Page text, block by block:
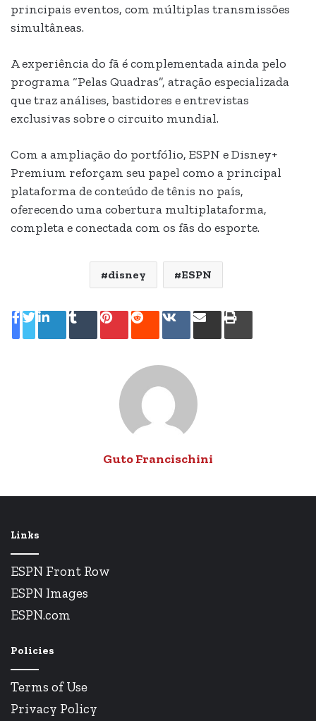
principais eventos, com múltiplas transmissões
simultâneas.
A experiência do fã é complementada ainda pelo
programa “Pelas Quadras”, atração especializada
que traz análises, bastidores e entrevistas
exclusivas sobre o circuito mundial.
Com a ampliação do portfólio, ESPN e Disney+
Premium reforçam seu papel como a principal
plataforma de conteúdo de tênis no país,
oferecendo uma cobertura multiplataforma,
completa e conectada com os fãs do esporte.
disney ESPN
Linkedin
TumblrPinterestRedditVK
Compartilhar
Imprimir
Guto Francischini
Links
ESPN Front Row
ESPN Images
ESPN.com
Policies
Terms of Use
Privacy Policy